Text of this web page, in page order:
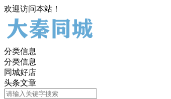
欢迎访问本站！
分类信息
分类信息
同城好店
头条文章